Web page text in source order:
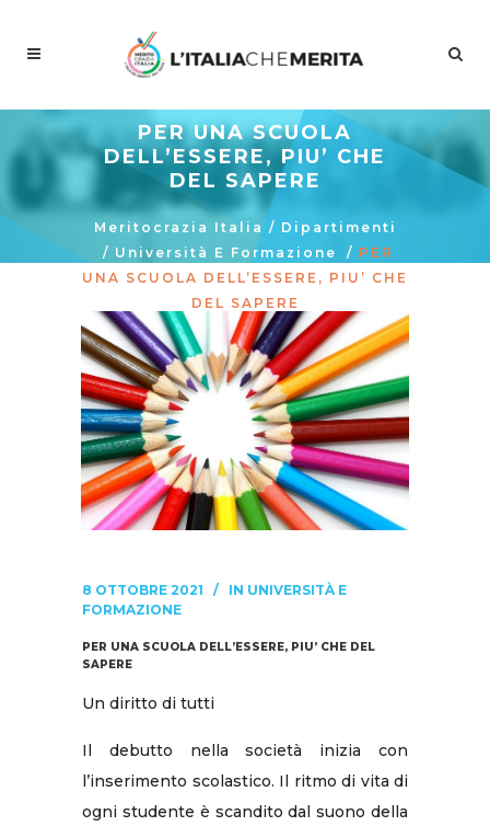
PER UNA SCUOLA
DELL’ESSERE, PIU’ CHE
DEL SAPERE
Meritocrazia Italia / Dipartimenti
/ Università E Formazione / PER
UNA SCUOLA DELL’ESSERE, PIU’ CHE
DEL SAPERE
8 OTTOBRE 2021 IN UNIVERSITÀ E
FORMAZIONE
PER UNA SCUOLA DELL’ESSERE, PIU’ CHE DEL
SAPERE
Un diritto di tutti
Il debutto nella società inizia con
l’inserimento scolastico. Il ritmo di vita di
ogni studente è scandito dal suono della